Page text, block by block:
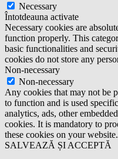
Necessary
Întotdeauna activate
Necessary cookies are
function properly. This
basic functionalities and
cookies do not store any
Non-necessary
Non-necessary
Any cookies that may not be
to function and is used
analytics, ads, other
cookies. It is mandatory to
these cookies on your website.
SALVEAZĂ ȘI ACCEPTĂ